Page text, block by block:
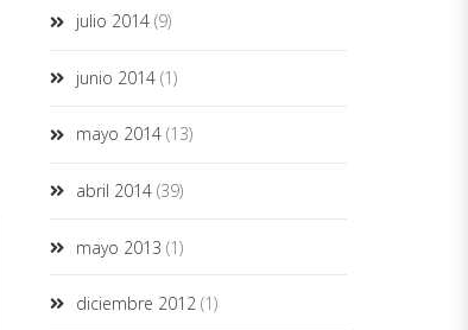
julio 2014 (9)
junio 2014 (1)
mayo 2014 (13)
abril 2014 (39)
mayo 2013 (1)
diciembre 2012 (1)